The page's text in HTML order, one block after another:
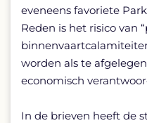
eveneens favoriete
Reden is het risico van
worden als te
economisch
In de brieven heeft de